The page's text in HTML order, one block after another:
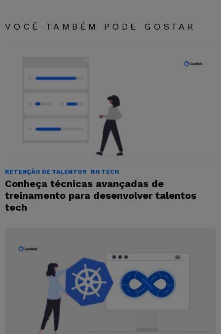
VOCÊ TAMBÉM PODE GOSTAR
RETENÇÃO DE TALENTOS RH TECH
Conheça técnicas avançadas de
treinamento para desenvolver talentos
tech